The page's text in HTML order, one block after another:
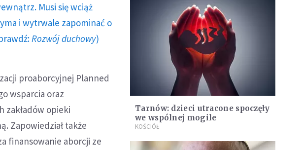
Musi się wciąż
i wytrwale zapominać o
Rozwój duchowy)
proaborcyjnej Planned
wsparcia oraz
zakładów opieki
Zapowiedział także
finansowanie aborcji ze
Tarnów: dzieci utracone spoczęły
we wspólnej mogile
KOŚCIÓŁ